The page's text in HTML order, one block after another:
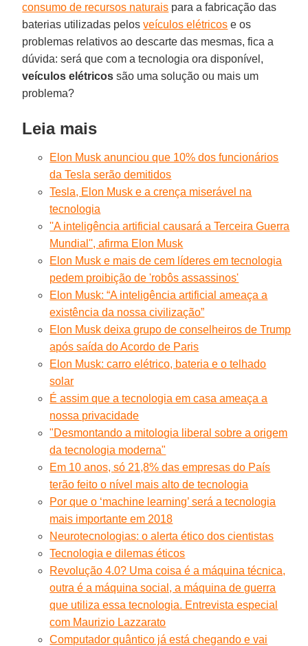
consumo de recursos naturais para a fabricação das
baterias utilizadas pelosveículos elétricos e os
problemas relativos ao descarte das mesmas, fica a
dúvida: será que com a tecnologia ora disponível,
veículos elétricos são uma solução ou mais um
problema?
Leia mais
Elon Musk anunciou que 10% dos funcionários
da Tesla serão demitidos
Tesla, Elon Musk e a crença miserável na
tecnologia
''A inteligência artificial causará a Terceira Guerra
Mundial'', afirma Elon Musk
Elon Musk e mais de cem líderes em tecnologia
pedem proibição de 'robôs assassinos'
Elon Musk: “A inteligência artificial ameaça a
existência da nossa civilização”
Elon Musk deixa grupo de conselheiros de Trump
após saída do Acordo de Paris
Elon Musk: carro elétrico, bateria e o telhado
solar
É assim que a tecnologia em casa ameaça a
nossa privacidade
"Desmontando a mitologia liberal sobre a origem
da tecnologia moderna"
Em 10 anos, só 21,8% das empresas do País
terão feito o nível mais alto de tecnologia
Por que o ‘machine learning’ será a tecnologia
mais importante em 2018
Neurotecnologias: o alerta ético dos cientistas
Tecnologia e dilemas éticos
Revolução 4.0? Uma coisa é a máquina técnica,
outra é a máquina social, a máquina de guerra
que utiliza essa tecnologia. Entrevista especial
com Maurizio Lazzarato
Computador quântico já está chegando e vai